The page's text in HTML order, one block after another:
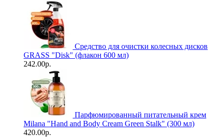
Средство для очистки колесных дисков
GRASS "Disk" (флакон 600 мл)
242.00р.
Парфюмированный питательный крем
Milana "Hand and Body Cream Green Stalk" (300 мл)
420.00р.